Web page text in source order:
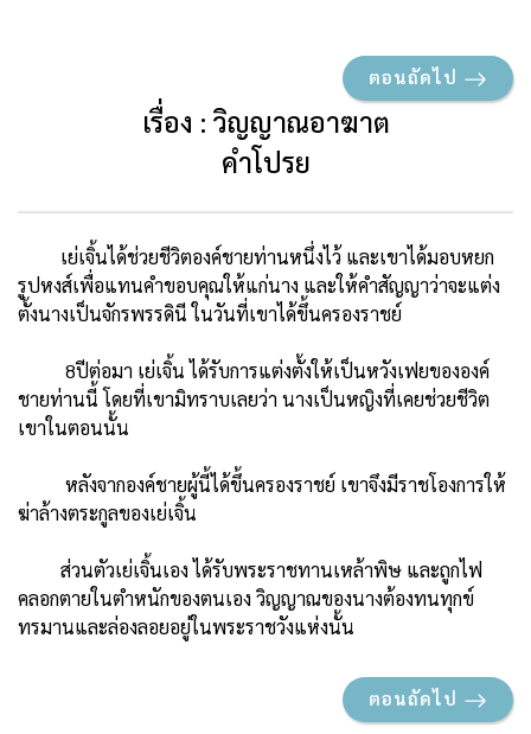
ตอนถัดไป
เรื่อง : วิญญาณอาฆาต
คำโปรย
เย่เจิ้นได้ช่วยชีวิตองค์ชายท่านหนึ่งไว้ และเขาได้มอบหยก
รูปหงส์เพื่อแทนคำขอบคุณให้แก่นาง และให้คำสัญญาว่าจะแต่ง
ตั้งนางเป็นจักรพรรดินี ในวันที่เขาได้ขึ้นครองราชย์
8ปีต่อมา เย่เจิ้น ได้รับการแต่งตั้งให้เป็นหวังเฟยขององค์
ชายท่านนี้ โดยที่เขามิทราบเลยว่า นางเป็นหญิงที่เคยช่วยชีวิต
เขาในตอนนั้น
หลังจากองค์ชายผู้นี้ได้ขึ้นครองราชย์ เขาจึงมีราชโองการให้
ฆ่าล้างตระกูลของเย่เจิ้น
ส่วนตัวเย่เจิ้นเอง ได้รับพระราชทานเหล้าพิษ และถูกไฟ
คลอกตายในตำหนักของตนเอง วิญญาณของนางต้องทนทุกข์
ทรมานและล่องลอยอยู่ในพระราชวังแห่งนั้น
ตอนถัดไป